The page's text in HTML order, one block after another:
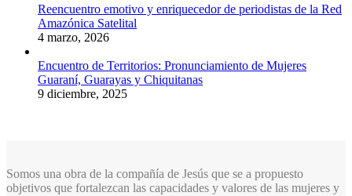
Reencuentro emotivo y enriquecedor de periodistas de la Red
Amazónica Satelital
4 marzo, 2026
Encuentro de Territorios: Pronunciamiento de Mujeres
Guaraní, Guarayas y Chiquitanas
9 diciembre, 2025
Somos una obra de la compañía de Jesús que se a propuesto
objetivos que fortalezcan las capacidades y valores de las mujeres y